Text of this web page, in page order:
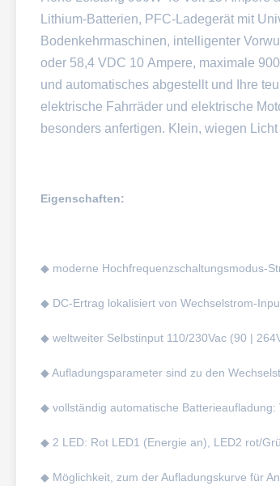
Lithium-Batterien, PFC-Ladegerät mit
Bodenkehrmaschinen, intelligenter
oder 58,4 VDC 10 Ampere, maximale
und automatisches abgestellt und Ihre
elektrische Fahrräder und elektrische
besonders anfertigen. Klein, wiegen
Eigenschaften:
◆ moderne Hochfrequenzschaltungsmodus-
◆ DC-Ertrag lokalisiert von Wechselstrom-
◆ weltweiter Selbstinput 110/230Vac (90 |
◆ Aufladungsparameter sind zu den
◆ vollständig automatische Batterieaufladung:
◆ 2 LED: Rot LED1 (Energie an), LED2 rot/
◆ Möglichkeit, zum der Aufladungskurve für